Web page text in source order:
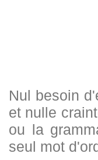
Nul besoin
et nulle
ou la
seul mot